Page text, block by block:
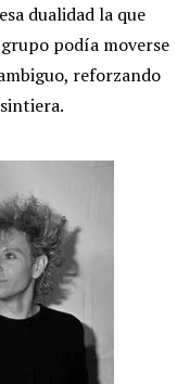
dualidad la que
podía moverse
reforzando